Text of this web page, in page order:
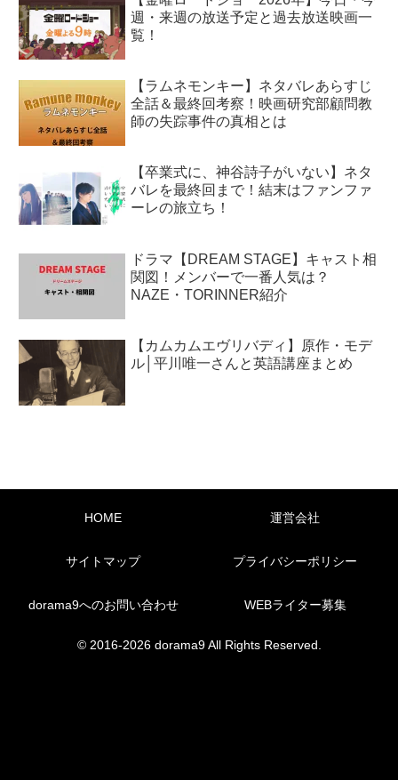
週・来週の放送予定と過去放送映画一
覧！
【ラムネモンキー】ネタバレあらすじ
全話＆最終回考察！映画研究部顧問教
師の失踪事件の真相とは
【卒業式に、神谷詩子がいない】ネタ
バレを最終回まで！結末はファンファ
ーレの旅立ち！
ドラマ【DREAM STAGE】キャスト相
関図！メンバーで一番人気は？
NAZE・TORINNER紹介
【カムカムエヴリバディ】原作・モデ
ル│平川唯一さんと英語講座まとめ
HOME 運営会社
サイトマップ プライバシーポリシー
dorama9へのお問い合わせ WEBライター募集
© 2016-2026 dorama9 All Rights Reserved.